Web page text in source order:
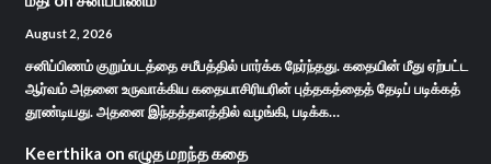
August 2, 2026
சனிப்பிணம் குறும்படத்தை சமீபத்தில் பார்க்க நேர்ந்தது. கதையின் மீது ஏற்பட்ட
ஆர்வம் அதனை உருவாக்கிய கதையாசிரியரின் புத்தகத்தைத் தேடிப் படிக்கத்
தூண்டியது. அதனை இந்தத்தளத்தில் வழங்கி, படிக்க…
Keerthika on எழுத மறந்த கதை